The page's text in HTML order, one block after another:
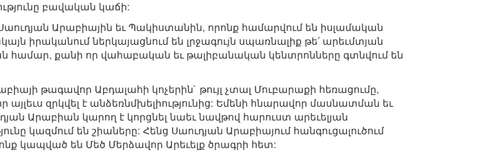
բավական կաճի:
Սաուդյան Արաբիային եւ Պակիստանին, որոնք համարվում են իսլամական
իրականում ներկայացնում են լրջագույն սպառնալիք թե՛ արեւմտյան
համար, քանի որ վահաբական եւ թալիբանական կենտրոնները գտնվում են
թագավոր Աբդալահի կոչերին` թույլ չտալ Մուբարաքի հեռացումը,
զրկվել է անձեռնմխելիությունից: Եմենի հնարավոր մասնատման եւ
Արաբիան կարող է կորցնել նաեւ նավթով հարուստ արեւելյան
կազմում են շիաները: Հենց Սաուդյան Արաբիայում հանգուցալուծում
կապված են Մեծ Մերձավոր Արեւելք ծրագրի հետ: